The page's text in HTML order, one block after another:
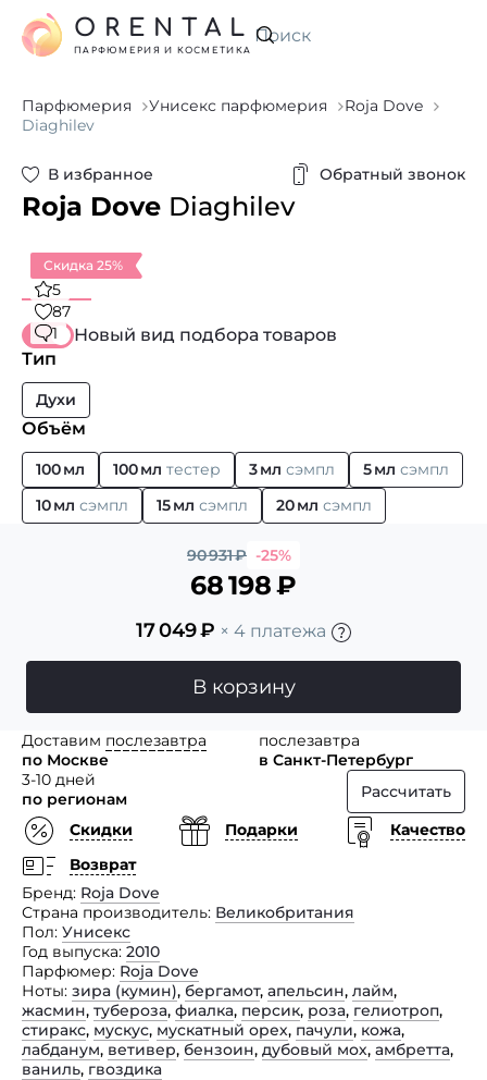
Искать
ORENTAL
ПАРФЮМЕРИЯ И КОСМЕТИКА
Парфюмерия Унисекс парфюмерия
Roja Dove
Diaghilev
В избранное Обратный звонок
Roja Dove Diaghilev
Скидка 25%
5
87
1
Новый вид подбора товаров
Тип
Духи
Объём
100 мл 100 мл тестер 3 мл сэмпл 5 мл сэмпл
10 мл сэмпл 15 мл сэмпл 20 мл сэмпл
90 931₽ -25%
68 198₽
17 049₽ × 4 платежа
В корзину
Доставим послезавтра
по Москве
послезавтра
в Санкт-Петербург
3-10 дней
по регионам
Рассчитать
Скидки
Подарки
Качество
Возврат
Бренд Roja Dove
Страна производитель Великобритания
Пол Унисекс
Год выпуска 2010
Парфюмер Roja Dove
Ноты зира (кумин), бергамот, апельсин, лайм,
жасмин, тубероза, фиалка, персик, роза, гелиотроп,
стиракс, мускус, мускатный орех, пачули, кожа,
лабданум, ветивер, бензоин, дубовый мох, амбретта,
ваниль, гвоздика